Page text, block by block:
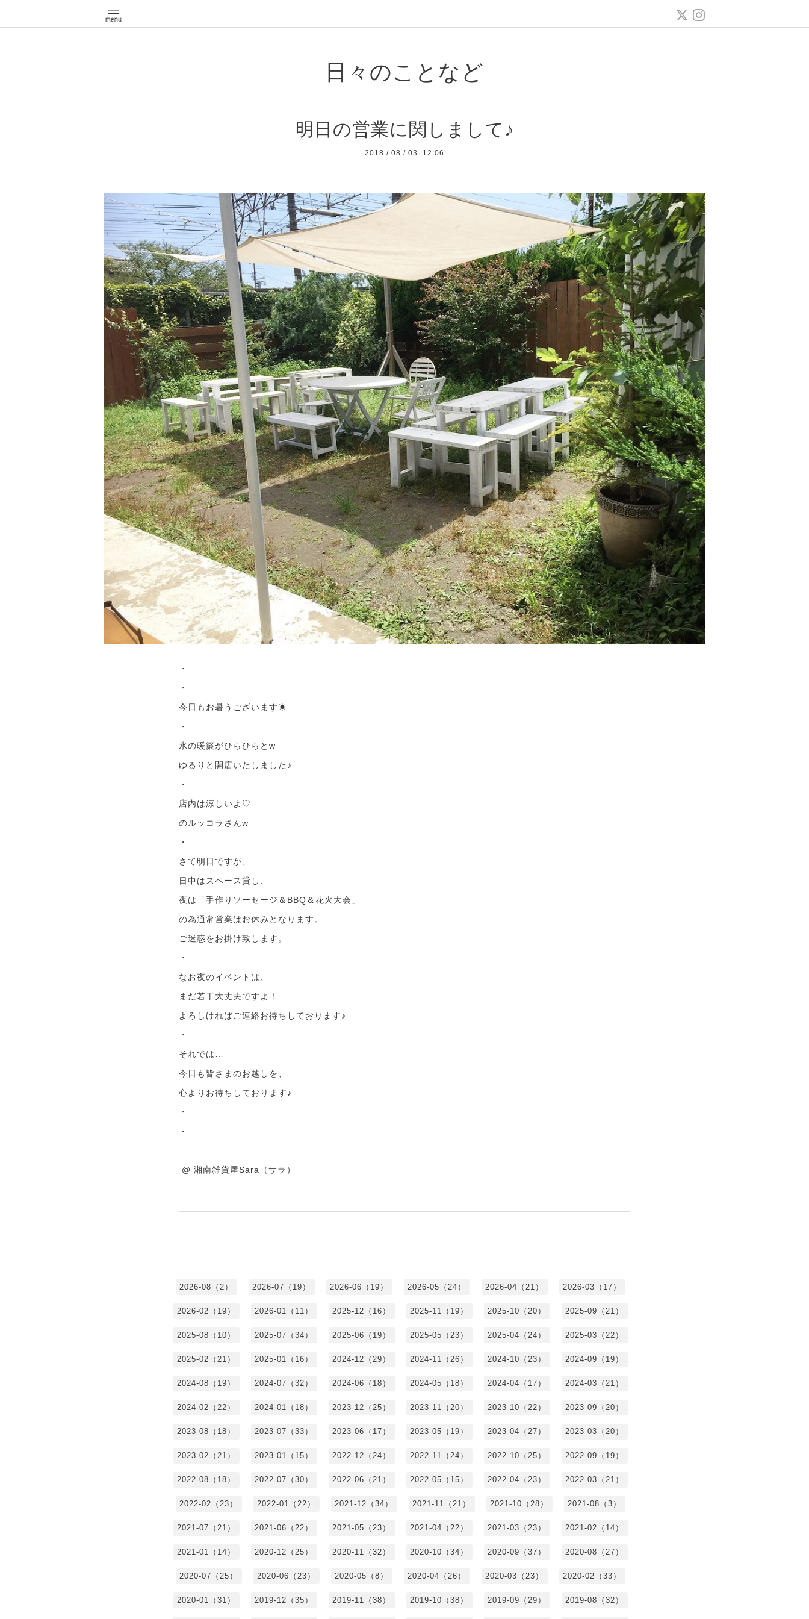
日々のことなど
明日の営業に関しまして♪
2018 / 08 / 03 12:06
・
・
今日もお暑うございます☀︎
・
氷の暖簾がひらひらとw
ゆるりと開店いたしました♪
・
店内は涼しいよ♡
のルッコラさんw
・
さて明日ですが、
日中はスペース貸し、
夜は「手作りソーセージ＆BBQ＆花火大会」
の為通常営業はお休みとなります。
ご迷惑をお掛け致します。
・
なお夜のイベントは、
まだ若干大丈夫ですよ！
よろしければご連絡お待ちしております♪
・
それでは…
今日も皆さまのお越しを、
心よりお待ちしております♪
・
・
@ 湘南雑貨屋Sara（サラ）
2026-08（2） 2026-07（19） 2026-06（19） 2026-05（24） 2026-04（21） 2026-03（17）
2026-02（19） 2026-01（11） 2025-12（16） 2025-11（19） 2025-10（20） 2025-09（21）
2025-08（10） 2025-07（34） 2025-06（19） 2025-05（23） 2025-04（24） 2025-03（22）
2025-02（21） 2025-01（16） 2024-12（29） 2024-11（26） 2024-10（23） 2024-09（19）
2024-08（19） 2024-07（32） 2024-06（18） 2024-05（18） 2024-04（17） 2024-03（21）
2024-02（22） 2024-01（18） 2023-12（25） 2023-11（20） 2023-10（22） 2023-09（20）
2023-08（18） 2023-07（33） 2023-06（17） 2023-05（19） 2023-04（27） 2023-03（20）
2023-02（21） 2023-01（15） 2022-12（24） 2022-11（24） 2022-10（25） 2022-09（19）
2022-08（18） 2022-07（30） 2022-06（21） 2022-05（15） 2022-04（23） 2022-03（21）
2022-02（23） 2022-01（22） 2021-12（34） 2021-11（21） 2021-10（28） 2021-08（3）
2021-07（21） 2021-06（22） 2021-05（23） 2021-04（22） 2021-03（23） 2021-02（14）
2021-01（14） 2020-12（25） 2020-11（32） 2020-10（34） 2020-09（37） 2020-08（27）
2020-07（25） 2020-06（23） 2020-05（8） 2020-04（26） 2020-03（23） 2020-02（33）
2020-01（31） 2019-12（35） 2019-11（38） 2019-10（38） 2019-09（29） 2019-08（32）